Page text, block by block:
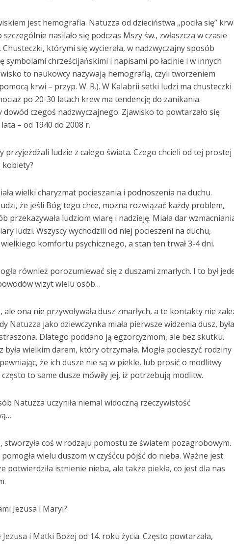
jest hemografia. Natuzza od dzieciństwa „pociła się”
nasilało się podczas Mszy św., zwłaszcza w czasie
Chusteczki, którymi się wycierała, w nadzwyczajny sposób
symbolami chrześcijańskimi i napisami po łacinie i w innych
to naukowcy nazywają hemografią, czyli tworzeniem
krwi – przyp. W. R.). W Kalabrii setki ludzi ma chusteczki
po 20-30 latach krew ma tendencję do zanikania.
dowód czegoś nadzwyczajnego. Zjawisko to powtarzało się
– od 1940 do 2008 r.
przyjeżdżali ludzie z całego świata. Czego chcieli od tej prostej
wielki charyzmat pocieszania i podnoszenia na duchu.
że jeśli Bóg tego chce, można rozwiązać każdy problem,
przekazywała ludziom wiarę i nadzieję. Miała dar
ludzi. Wszyscy wychodzili od niej pocieszeni na duchu,
komfortu psychicznego, a stan ten trwał 3-4 dni.
również porozumiewać się z duszami zmarłych. I to był
wizyt wielu osób…
ale ona nie przywoływała dusz zmarłych, a te kontakty nie
Natuzza jako dziewczynka miała pierwsze widzenia dusz, była
Dlatego poddano ją egzorcyzmom, ale bez skutku.
była wielkim darem, który otrzymała. Mogła pocieszyć rodziny
że ich dusze nie są w piekle, lub prosić o modlitwy
to same dusze mówiły jej, iż potrzebują modlitw.
Natuzza uczyniła niemal widoczną rzeczywistość
stworzyła coś w rodzaju pomostu ze światem pozagrobowym.
wielu duszom w czyśćcu pójść do nieba. Ważne jest
potwierdziła istnienie nieba, ale także piekła, co jest dla nas
Jezusa i Maryi?
Jezusa i Matki Bożej od 14. roku życia. Często powtarzała,